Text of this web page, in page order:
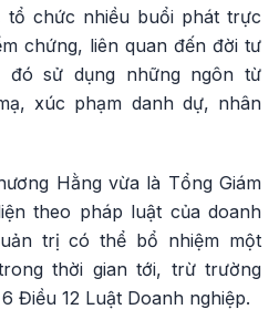
tổ chức nhiều buổi phát trực
chứng, liên quan đến đời tư
đó sử dụng những ngôn từ
xúc phạm danh dự, nhân
Hằng vừa là Tổng Giám
theo pháp luật của doanh
trị có thể bổ nhiệm một
thời gian tới, trừ trường
Điều 12 Luật Doanh nghiệp.